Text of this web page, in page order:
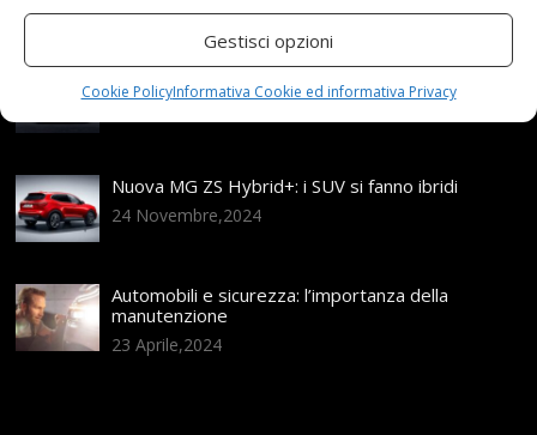
Gestisci opzioni
Cookie PolicyInformativa Cookie ed informativa Privacy
25 Novembre,2024
Nuova MG ZS Hybrid+: i SUV si fanno ibridi
24 Novembre,2024
Automobili e sicurezza: l’importanza della
manutenzione
23 Aprile,2024